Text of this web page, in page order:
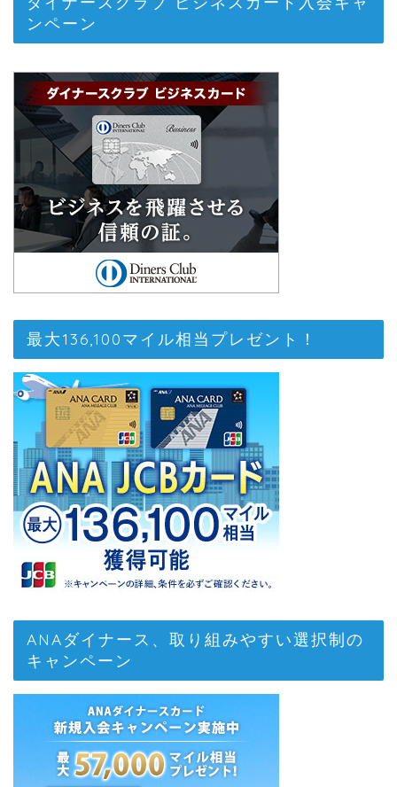
ンペーン
最大136,100マイル相当プレゼント！
ANAダイナース、取り組みやすい選択制の
キャンペーン